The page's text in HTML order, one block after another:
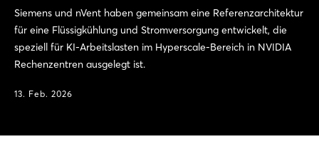
Siemens und nVent haben gemeinsam eine Referenzarchitektur
für eine Flüssigkühlung und Stromversorgung entwickelt, die
speziell für KI-Arbeitslasten im Hyperscale-Bereich in NVIDIA
Rechenzentren ausgelegt ist.
13. Feb. 2026